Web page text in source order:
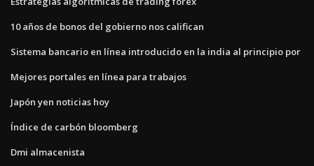
10 años de bonos del gobierno nos califican
Sistema bancario en línea introducido en la india al principio por
Mejores portales en línea para trabajos
Japón yen noticias hoy
Índice de carbón bloomberg
Dmi almacenista